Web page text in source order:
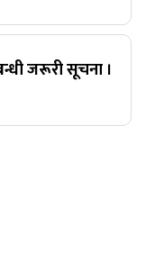
जरूरी सूचना ।